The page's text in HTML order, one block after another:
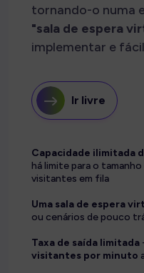
tornando-o numa
"sala de espera
implementar e
Ir livre
Capacidade ilimitada
há limite para o
visitantes em fila
Uma sala de espera
ou cenários de pouco
Taxa de saída limitada
visitantes por minuto